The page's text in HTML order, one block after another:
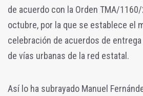
de acuerdo con la Orden TMA/
octubre, por la que se establece el
celebración de acuerdos de
de vías urbanas de la red estatal.
Así lo ha subrayado Manuel